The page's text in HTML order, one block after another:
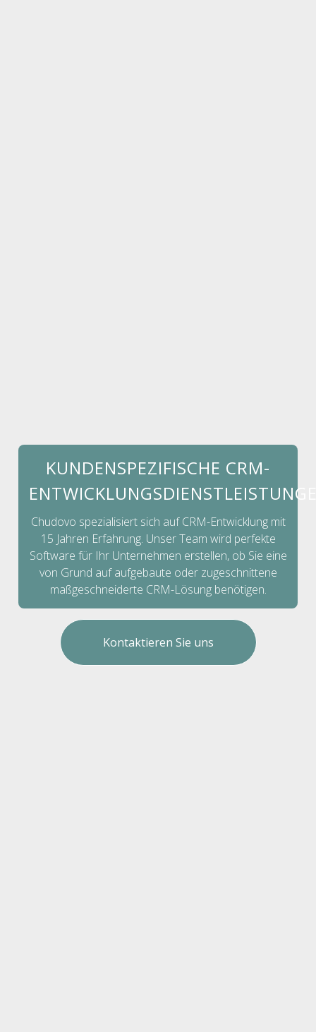
KUNDENSPEZIFISCHE CRM-
Chudovo spezialisiert sich auf CRM-Entwicklung mit
15 Jahren Erfahrung. Unser Team wird perfekte
Software für Ihr Unternehmen erstellen, ob Sie eine
von Grund auf aufgebaute oder zugeschnittene
maßgeschneiderte CRM-Lösung benötigen.
Kontaktieren Sie uns